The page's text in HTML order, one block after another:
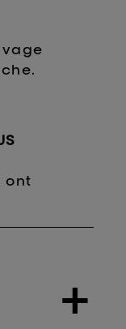
ont
+